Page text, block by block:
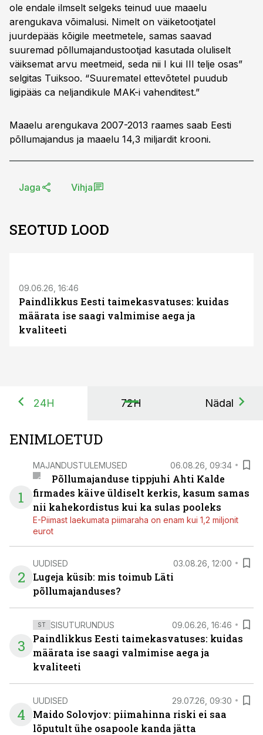
ole endale ilmselt selgeks teinud uue maaelu
arengukava võimalusi. Nimelt on väiketootjatel
juurdepääs kõigile meetmetele, samas saavad
suuremad põllumajandustootjad kasutada oluliselt
väiksemat arvu meetmeid, seda nii I kui III telje osas”
selgitas Tuiksoo. “Suurematel ettevõtetel puudub
ligipääs ca neljandikule MAK-i vahenditest.”
Maaelu arengukava 2007-2013 raames saab Eesti
põllumajandus ja maaelu 14,3 miljardit krooni.
Jaga Vihja
SEOTUD LOOD
09.06.26, 16:46
Paindlikkus Eesti taimekasvatuses: kuidas
määrata ise saagi valmimise aega ja
kvaliteeti
24H 72H Nädal
ENIMLOETUD
1
MAJANDUSTULEMUSED 06.08.26, 09:34
Põllumajanduse tippjuhi Ahti Kalde
firmades käive üldiselt kerkis, kasum samas
nii kahekordistus kui ka sulas pooleks
E-Piimast laekumata piimaraha on enam kui 1,2 miljonit
eurot
2
UUDISED 03.08.26, 12:00
Lugeja küsib: mis toimub Läti
põllumajanduses?
3
ST SISUTURUNDUS 09.06.26, 16:46
Paindlikkus Eesti taimekasvatuses: kuidas
määrata ise saagi valmimise aega ja
kvaliteeti
4
UUDISED 29.07.26, 09:30
Maido Solovjov: piimahinna riski ei saa
lõputult ühe osapoole kanda jätta